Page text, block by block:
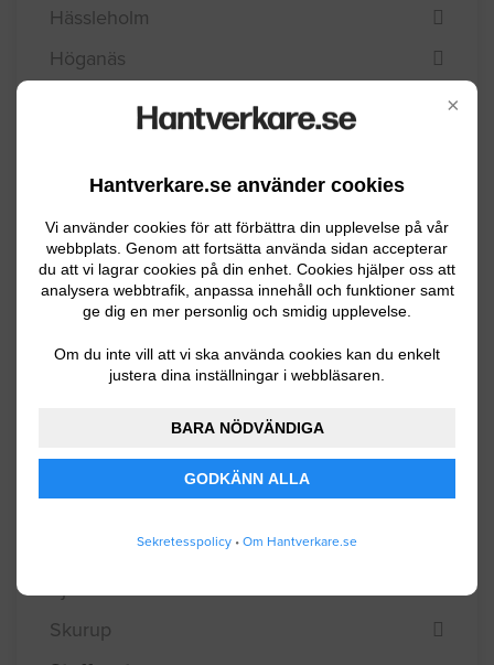
×
Hantverkare.se använder cookies
Vi använder cookies för att förbättra din upplevelse på vår
webbplats. Genom att fortsätta använda sidan accepterar
du att vi lagrar cookies på din enhet. Cookies hjälper oss att
analysera webbtrafik, anpassa innehåll och funktioner samt
ge dig en mer personlig och smidig upplevelse.
Om du inte vill att vi ska använda cookies kan du enkelt
justera dina inställningar i webbläsaren.
BARA NÖDVÄNDIGA
GODKÄNN ALLA
Sekretesspolicy • Om Hantverkare.se
Eslöv
Helsingborg
Hässleholm
Hörby
Höör
Klippan
Kristianstad
Kävlinge
Perstorp
Simrishamn